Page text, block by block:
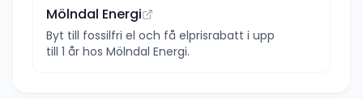
Mölndal Energi
Byt till fossilfri el och få elprisrabatt i upp
till 1 år hos Mölndal Energi.